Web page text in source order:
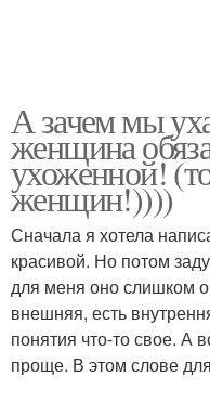
А зачем мы
женщина
ухоженной!
женщин!))))
Сначала я хотела
красивой. Но потом
для меня оно слишком
внешняя, есть
понятия что-то свое. А
проще. В этом слове